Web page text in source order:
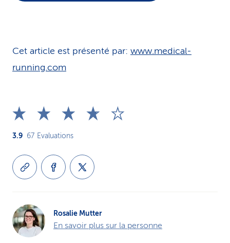
Cet article est présenté par: www.medical-
running.com
3.9 67 Evaluations
Rosalie Mutter
En savoir plus sur la personne